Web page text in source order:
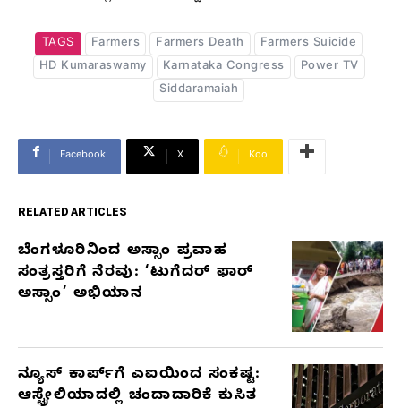
TAGS Farmers Farmers Death
Farmers Suicide
HD Kumaraswamy
Karnataka Congress
Power TV
Siddaramaiah
Facebook X Koo
RELATED ARTICLES
RELATED
ARTICLES
ಬೆಂಗಳೂರಿನಿಂದ ಅಸ್ಸಾಂ ಪ್ರವಾಹ
ಸಂತ್ರಸ್ತರಿಗೆ ನೆರವು: ‘ಟುಗೆದರ್ ಫಾರ್
ಅಸ್ಸಾಂ’ ಅಭಿಯಾನ
ನ್ಯೂಸ್ ಕಾರ್ಪ್‌ಗೆ ಎಐಯಿಂದ ಸಂಕಷ್ಟ:
ಆಸ್ಟ್ರೇಲಿಯಾದಲ್ಲಿ ಚಂದಾದಾರಿಕೆ ಕುಸಿತ